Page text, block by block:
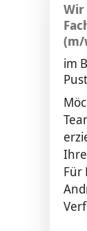
Wir
im
Für